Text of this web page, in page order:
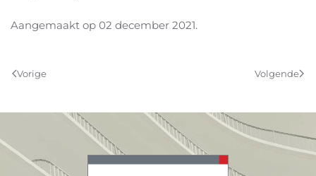
Aangemaakt op 02 december 2021.
Vorige Volgende